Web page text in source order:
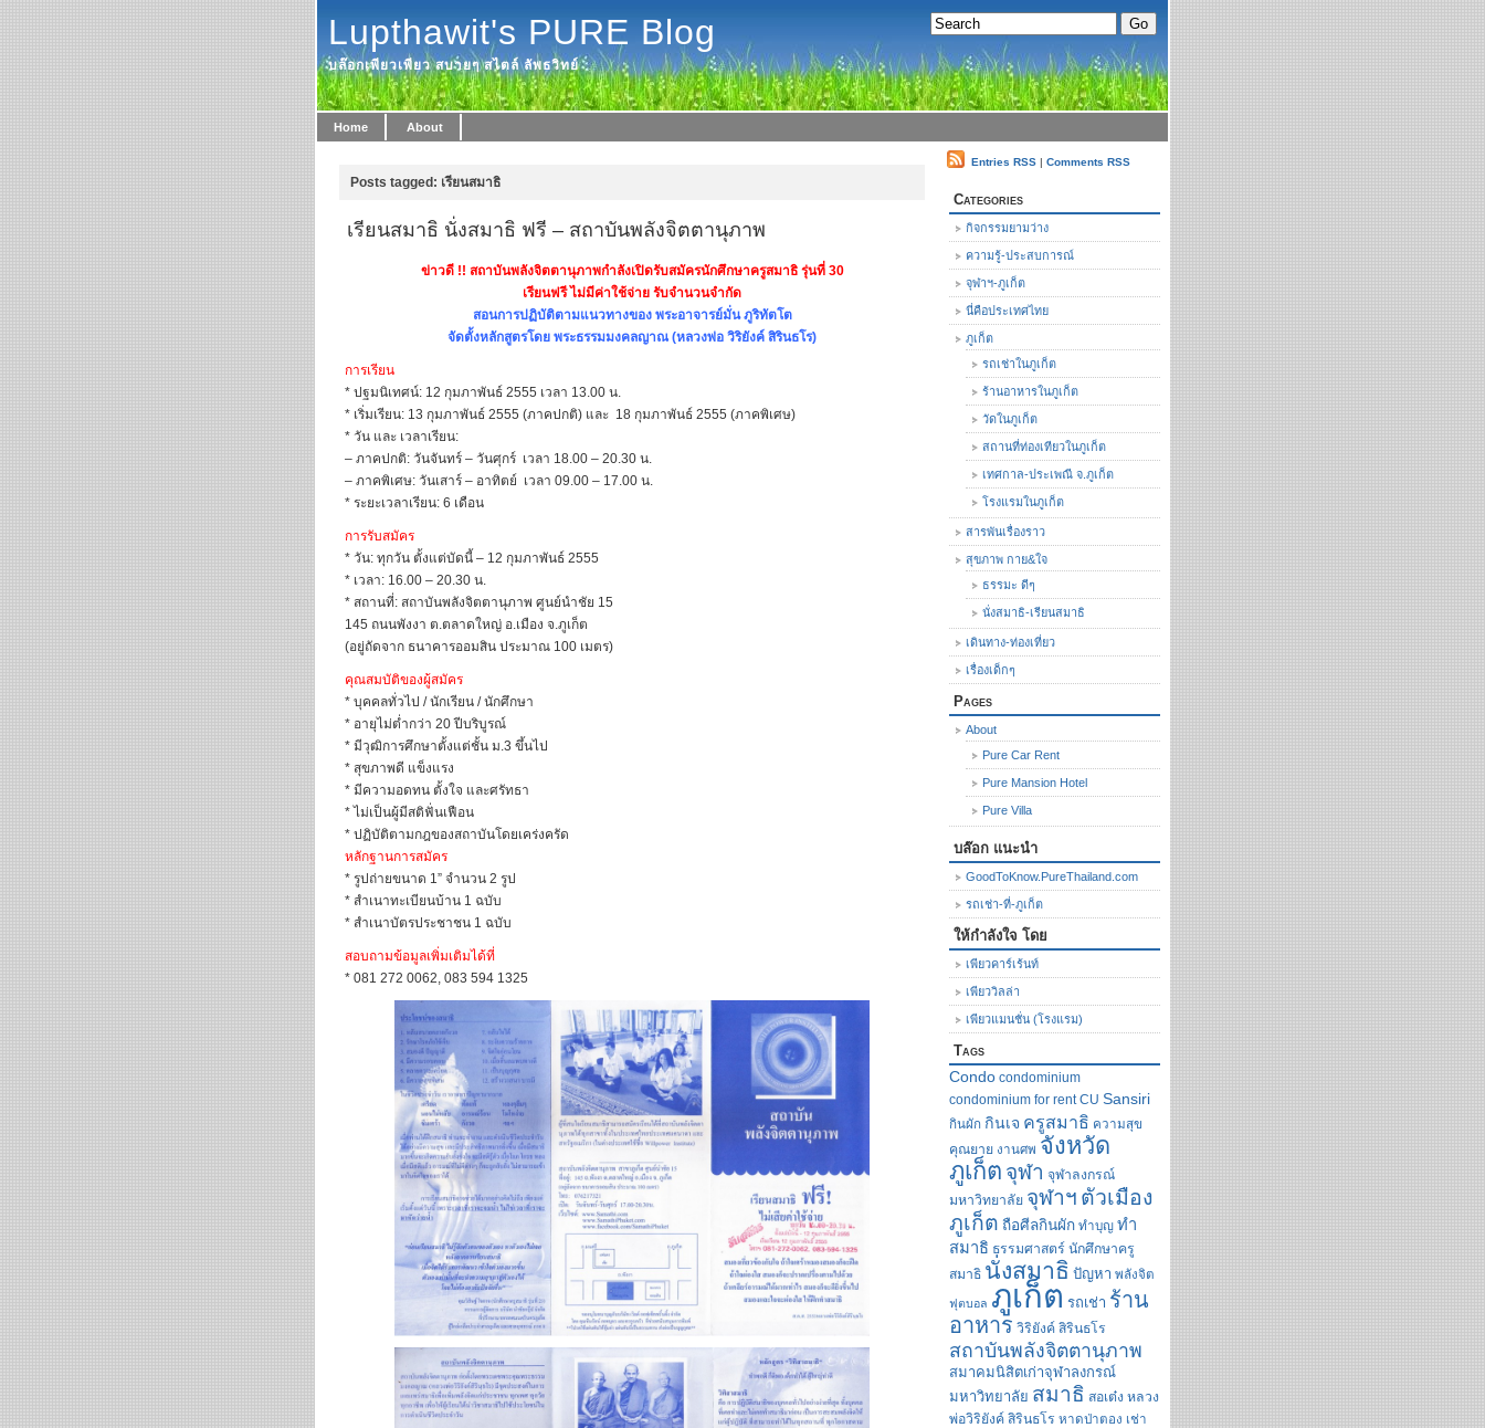
Lupthawit's PURE Blog
บล๊อกเพียวเพียว สบายๆ สไตล์ ลัพธวิทย์
Home About
Posts tagged: เรียนสมาธิ
เรียนสมาธิ นั่งสมาธิ ฟรี – สถาบันพลังจิตตานุภาพ
ข่าวดี !! สถาบันพลังจิตตานุภาพกำลังเปิดรับสมัครนักศึกษาครูสมาธิ รุ่นที่ 30
เรียนฟรี ไม่มีค่าใช้จ่าย รับจำนวนจำกัด
สอนการปฏิบัติตามแนวทางของ พระอาจารย์มั่น ภูริทัตโต
จัดตั้งหลักสูตรโดย พระธรรมมงคลญาณ (หลวงพ่อ วิริยังค์ สิรินธโร)
การเรียน
* ปฐมนิเทศน์: 12 กุมภาพันธ์ 2555 เวลา 13.00 น.
* เริ่มเรียน: 13 กุมภาพันธ์ 2555 (ภาคปกติ) และ 18 กุมภาพันธ์ 2555 (ภาคพิเศษ)
* วัน และ เวลาเรียน:
– ภาคปกติ: วันจันทร์ – วันศุกร์ เวลา 18.00 – 20.30 น.
– ภาคพิเศษ: วันเสาร์ – อาทิตย์ เวลา 09.00 – 17.00 น.
* ระยะเวลาเรียน: 6 เดือน
การรับสมัคร
* วัน: ทุกวัน ตั้งแต่บัดนี้ – 12 กุมภาพันธ์ 2555
* เวลา: 16.00 – 20.30 น.
* สถานที่: สถาบันพลังจิตตานุภาพ ศูนย์นำชัย 15
145 ถนนพังงา ต.ตลาดใหญ่ อ.เมือง จ.ภูเก็ต
(อยู่ถัดจาก ธนาคารออมสิน ประมาณ 100 เมตร)
คุณสมบัติของผู้สมัคร
* บุคคลทั่วไป / นักเรียน / นักศึกษา
* อายุไม่ต่ำกว่า 20 ปีบริบูรณ์
* มีวุฒิการศึกษาตั้งแต่ชั้น ม.3 ขึ้นไป
* สุขภาพดี แข็งแรง
* มีความอดทน ตั้งใจ และศรัทธา
* ไม่เป็นผู้มีสติฟั่นเฟือน
* ปฏิบัติตามกฎของสถาบันโดยเคร่งครัด
หลักฐานการสมัคร
* รูปถ่ายขนาด 1” จำนวน 2 รูป
* สำเนาทะเบียนบ้าน 1 ฉบับ
* สำเนาบัตรประชาชน 1 ฉบับ
สอบถามข้อมูลเพิ่มเติมได้ที่
* 081 272 0062, 083 594 1325
Entries RSS | Comments RSS
Categories
กิจกรรมยามว่าง
ความรู้-ประสบการณ์
จุฬาฯ-ภูเก็ต
นี่คือประเทศไทย
ภูเก็ต
รถเช่าในภูเก็ต
ร้านอาหารในภูเก็ต
วัดในภูเก็ต
สถานที่ท่องเทียวในภูเก็ต
เทศกาล-ประเพณี จ.ภูเก็ต
โรงแรมในภูเก็ต
สารพันเรื่องราว
สุขภาพ กาย&ใจ
ธรรมะ ดีๆ
นั่งสมาธิ-เรียนสมาธิ
เดินทาง-ท่องเที่ยว
เรื่องเด็กๆ
Pages
About
Pure Car Rent
Pure Mansion Hotel
Pure Villa
บล๊อก แนะนำ
GoodToKnow.PureThailand.com
รถเช่า-ที่-ภูเก็ต
ให้กำลังใจ โดย
เพียวคาร์เร้นท์
เพียววิลล่า
เพียวแมนชั่น (โรงแรม)
Tags
Condo condominium
condominium for rent CU Sansiri
กินผัก กินเจ ครูสมาธิ ความสุข
คุณยาย งานศพ จังหวัด
ภูเก็ต จุฬา จุฬาลงกรณ์
มหาวิทยาลัย จุฬาฯ ตัวเมือง
ภูเก็ต ถือศีลกินผัก ทำบุญ ทำ
สมาธิ ธรรมศาสตร์ นักศึกษาครู
สมาธิ นั่งสมาธิ ปัญหา พลังจิต
ฟุตบอล ภูเก็ต รถเช่า ร้าน
อาหาร วิริยังค์ สิรินธโร
สถาบันพลังจิตตานุภาพ
สมาคมนิสิตเก่าจุฬาลงกรณ์
มหาวิทยาลัย สมาธิ สอเต๋ง หลวง
พ่อวิริยังค์ สิรินธโร หาดป่าตอง เช่า